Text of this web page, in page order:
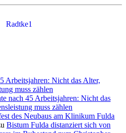
Arbeitsjahren: Nicht das Alter,
muss zählen
nach 45 Arbeitsjahren: Nicht das
muss zählen
des Neubaus am Klinikum Fulda
Bistum Fulda distanziert sich von